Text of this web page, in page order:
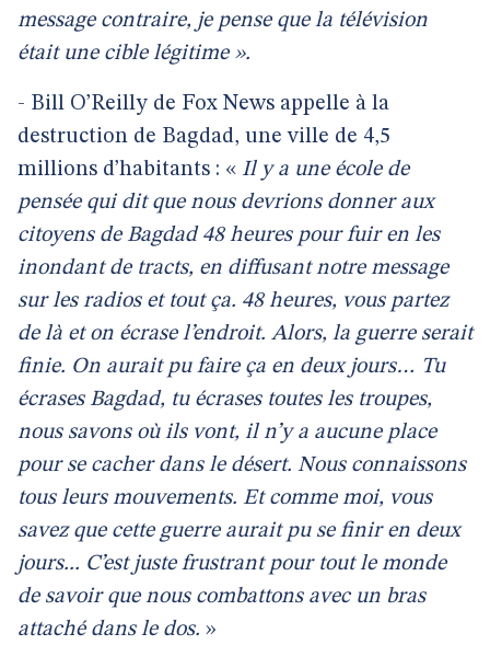
message contraire, je pense que la télévision
était une cible légitime ».
- Bill O’Reilly de Fox News appelle à la
destruction de Bagdad, une ville de 4,5
millions d’habitants : « Il y a une école de
pensée qui dit que nous devrions donner aux
citoyens de Bagdad 48 heures pour fuir en les
inondant de tracts, en diffusant notre message
sur les radios et tout ça. 48 heures, vous partez
de là et on écrase l’endroit. Alors, la guerre serait
finie. On aurait pu faire ça en deux jours… Tu
écrases Bagdad, tu écrases toutes les troupes,
nous savons où ils vont, il n’y a aucune place
pour se cacher dans le désert. Nous connaissons
tous leurs mouvements. Et comme moi, vous
savez que cette guerre aurait pu se finir en deux
jours... C’est juste frustrant pour tout le monde
de savoir que nous combattons avec un bras
attaché dans le dos. »